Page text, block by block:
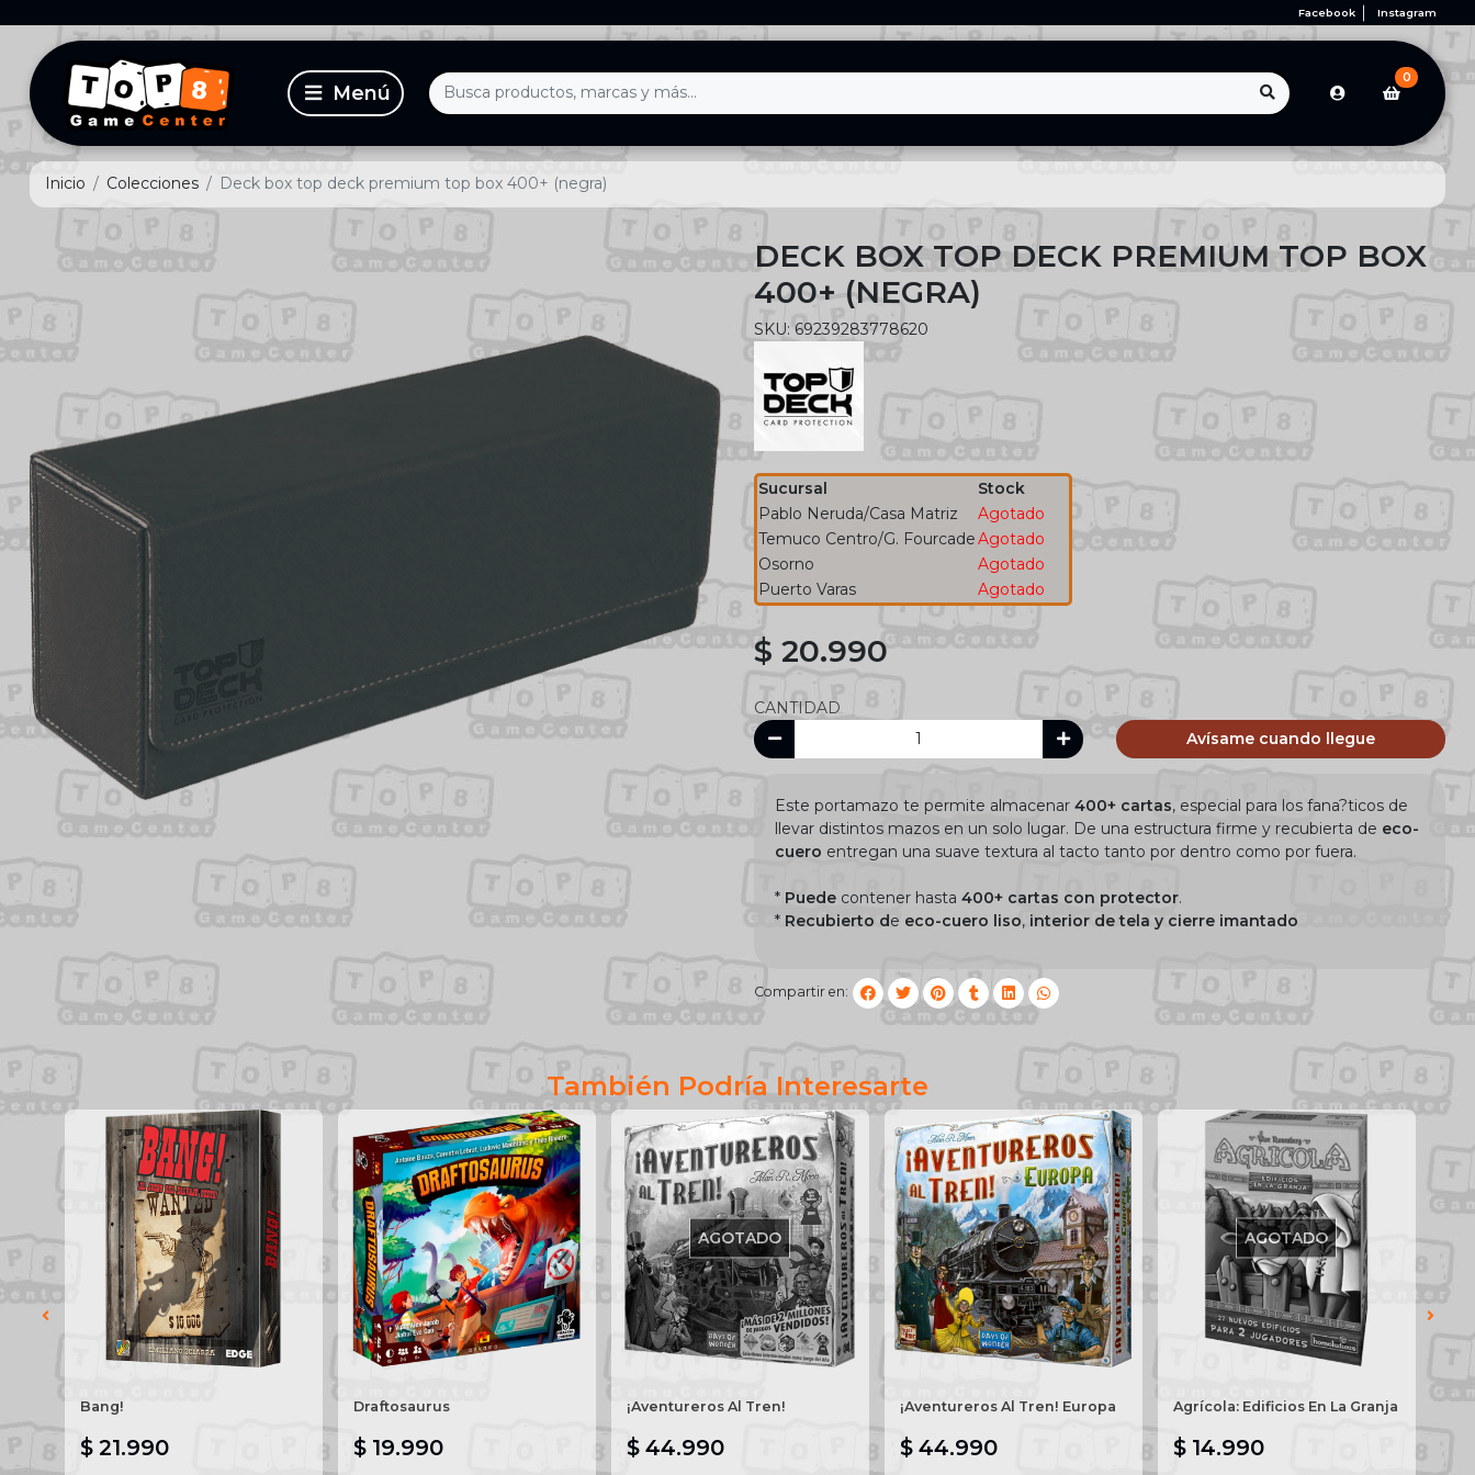
Facebook Instagram
0
Inicio Colecciones Deck box top deck premium top box 400+ (negra)
DECK BOX TOP DECK PREMIUM TOP BOX
400+ (NEGRA)
SKU: 69239283778620
Sucursal
Stock
Pablo Neruda/Casa Matriz
Agotado
Temuco Centro/G. FourcadeAgotado
Osorno
Agotado
Puerto Varas
Agotado
$ 20.990
CANTIDAD
Avísame cuando llegue
Este portamazo te permite almacenar 400+ cartas, especial para los fana?ticos de
llevar distintos mazos en un solo lugar. De una estructura firme y recubierta de eco-
cuero entregan una suave textura al tacto tanto por dentro como por fuera.
* Puede contener hasta 400+ cartas con protector.
* Recubierto de eco-cuero liso, interior de tela y cierre imantado
Compartir en:
También Podría Interesarte
Bang!
$ 21.990
Draftosaurus
$ 19.990
AGOTADO
¡Aventureros Al Tren!
$ 44.990
¡Aventureros Al Tren! Europa
$ 44.990
AGOTADO
Agrícola: Edificios En La Granja
$ 14.990